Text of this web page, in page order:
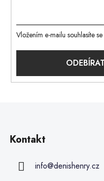
Vložením e-mailu souhlasíte se
Kontakt
info@denishenry.cz